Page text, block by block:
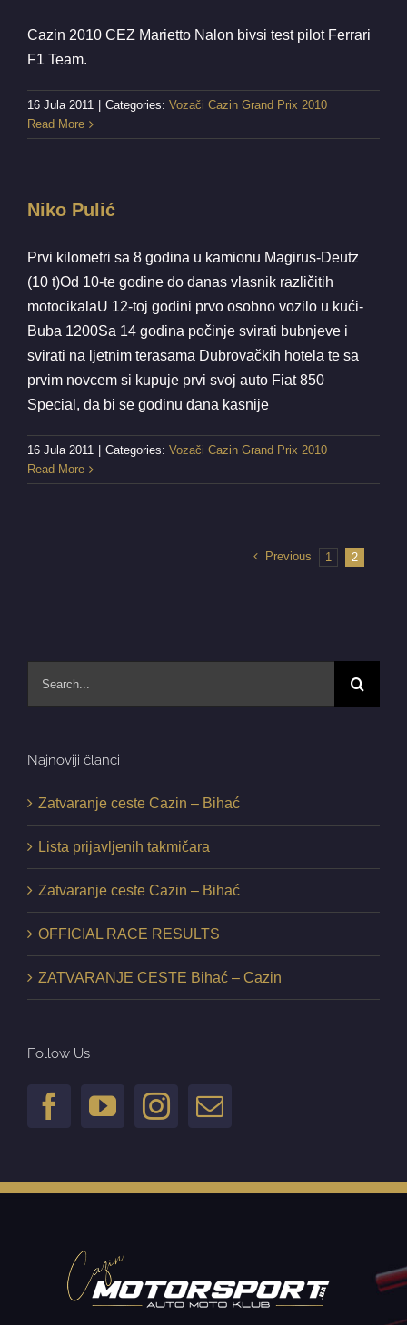
Cazin 2010 CEZ Marietto Nalon bivsi test pilot Ferrari
F1 Team.
16 Jula 2011 Categories: Vozači Cazin Grand Prix 2010
Read More
Niko Pulić
Prvi kilometri sa 8 godina u kamionu Magirus-Deutz
(10 t)Od 10-te godine do danas vlasnik različitih
motocikalaU 12-toj godini prvo osobno vozilo u kući-
Buba 1200Sa 14 godina počinje svirati bubnjeve i
svirati na ljetnim terasama Dubrovačkih hotela te sa
prvim novcem si kupuje prvi svoj auto Fiat 850
Special, da bi se godinu dana kasnije
16 Jula 2011 Categories: Vozači Cazin Grand Prix 2010
Read More
Previous 1 2
Najnoviji članci
Zatvaranje ceste Cazin – Bihać
Lista prijavljenih takmičara
Zatvaranje ceste Cazin – Bihać
OFFICIAL RACE RESULTS
ZATVARANJE CESTE Bihać – Cazin
Follow Us